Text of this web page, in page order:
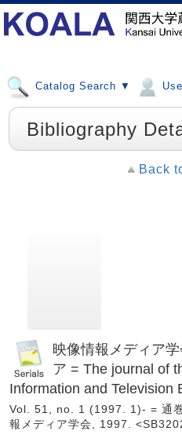
Catalog Search ▼
Bibliography
Back
映像情報メディア
ア = The journal of
Information and Television
Vol. 51, no. 1 (1997. 1)- = 通
報メディア学会, 1997.